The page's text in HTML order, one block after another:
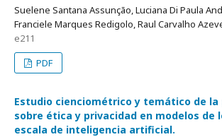
Suelene Santana Assunção, Luciana Di Paula
Franciele Marques Redigolo, Raul Carvalho
e211
PDF
Estudio cienciométrico y temático de la
sobre ética y privacidad en modelos de
escala de inteligencia artificial.